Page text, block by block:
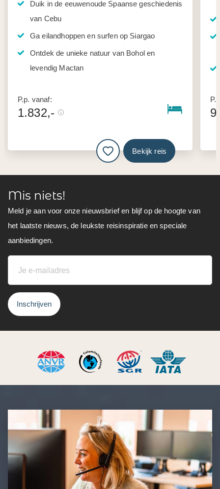
Duik in de eeuwenoude Spaanse geschiedenis
van Cebu
Ga eilandhoppen en surfen op Siargao
Ontdek de unieke natuur van Bohol en
levendig Mactan
P.p. vanaf:
1.832,-
Bekijk reis
Mis niets!
Meld je aan voor onze nieuwsbrief en blijf op de hoogte van
het laatste nieuws, de leukste reisinspiratie en speciale
aanbiedingen.
Inschrijven